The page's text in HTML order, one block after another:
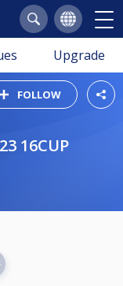
Upgrade
FOLLOW
16CUP